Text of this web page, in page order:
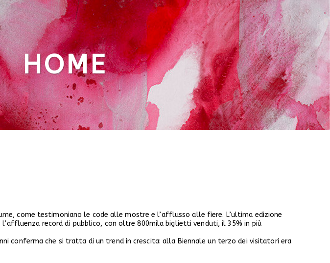
HOME
come testimoniano le code alle mostre e l’afflusso alle fiere. L’ultima edizione
record di pubblico, con oltre 800mila biglietti venduti, il 35% in più
conferma che si tratta di un trend in crescita: alla Biennale un terzo dei visitatori era